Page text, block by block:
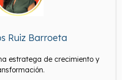
Ruiz Barroeta
estratega de crecimiento y